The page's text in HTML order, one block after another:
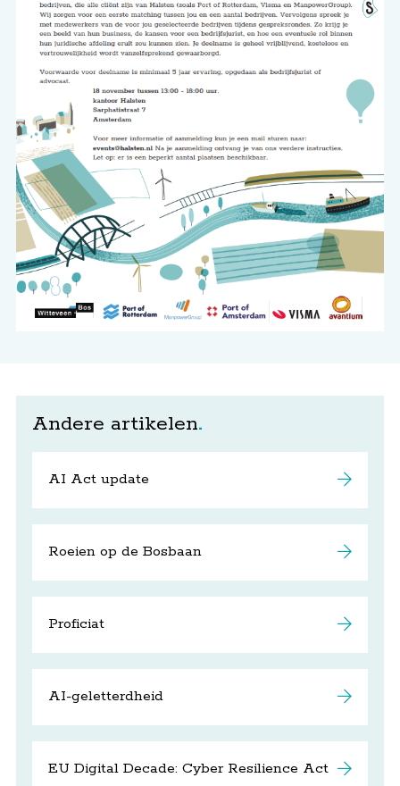
Andere artikelen
AI Act update
Roeien op de Bosbaan
Proficiat
AI-geletterdheid
EU Digital Decade: Cyber Resilience Act